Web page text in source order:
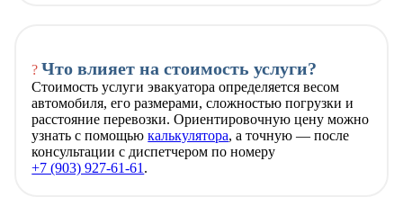
? Что влияет на стоимость услуги?
Стоимость услуги эвакуатора определяется весом
автомобиля, его размерами, сложностью погрузки и
расстояние перевозки. Ориентировочную цену можно
узнать с помощьюкалькулятора, а точную — после
консультации с диспетчером по номеру
+7 (903) 927-61-61 .